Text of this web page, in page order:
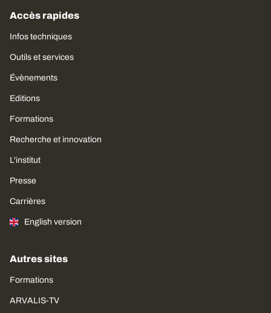
Accès rapides
Infos techniques
Outils et services
Évènements
Editions
Formations
Recherche et innovation
L'institut
Presse
Carrières
English version
Autres sites
Formations
ARVALIS-TV